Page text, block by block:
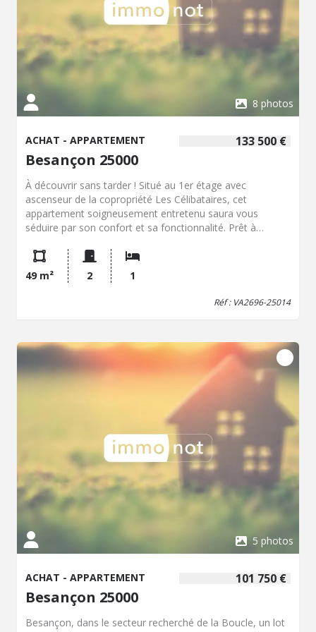
2021 : entre 473.00 et 641.00 €. Les informations sur les
risques auxquels ce bien est exposé sont disponibles sur
le site Géorisques : georisques.gouv.fr.
8 photos
133 500 €
ACHAT - APPARTEMENT
Besançon 25000
À découvrir sans tarder ! Situé au 1er étage avec
ascenseur de la copropriété Les Célibataires, cet
appartement soigneusement entretenu saura vous
séduire par son confort et sa fonctionnalité. Prêt à
meublée et équipée, un agréable séjour avec accès à un
balcon de 4 m² idéal pour profiter des beaux jours, une
chambre confortable ainsi qu'une salle d'eau avec WC.
s'adapter à votre projet, il est possible d'acquérir un
garage en plus. Que vous soyez à la recherche de votre
résidence principale, d'un pied-à-terre ou d'un
investissement locatif de qualité, ce bien réunit tous les
critères pour vous séduire. Une belle opportunité à ne pas
manquer ! Honoraires inclus de 6.59% TTC à la charge de
l'acquéreur. Prix hors honoraires 125 250 €. Dans une
copropriété de 406 lots. Aucune procédure n'est en cours.
Classe énergie D, Classe climat D Montant moyen estimé
des dépenses annuelles d'énergie pour un usage
standard, établi à partir des prix de l'énergie de l'année
2021 : entre 691.00 et 935.00 €. Les informations sur les
risques auxquels ce bien est exposé sont disponibles sur
le site Géorisques : georisques.gouv.fr.
49 m² 2 1
Réf : VA2696-25014
5 photos
101 750 €
ACHAT - APPARTEMENT
Besançon 25000
Besançon, dans le secteur recherché de la Boucle, un lot